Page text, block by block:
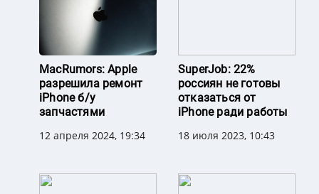
MacRumors: Apple
разрешила ремонт
iPhone б/у
запчастями
12 апреля 2024, 19:34
SuperJob: 22%
россиян не готовы
отказаться от
iPhone ради работы
18 июля 2023, 10:43